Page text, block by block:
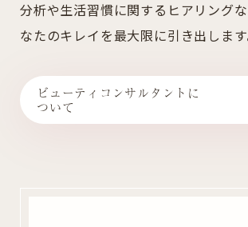
分析や生活習慣に関するヒアリングな
なたのキレイを最大限に引き出します
ビューティコンサルタントに
ついて